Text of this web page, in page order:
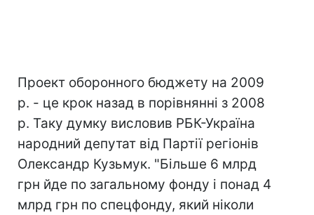
Проект оборонного бюджету на 2009
р. - це крок назад в порівнянні з 2008
р. Таку думку висловив РБК-Україна
народний депутат від Партії регіонів
Олександр Кузьмук. "Більше 6 млрд
грн йде по загальному фонду і понад 4
млрд грн по спецфонду, який ніколи